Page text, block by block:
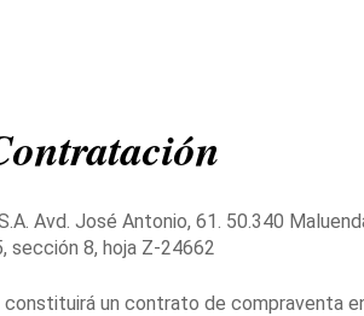
Avd. José Antonio, 61. 50.340
sección 8, hoja Z-24662
un contrato de compraventa